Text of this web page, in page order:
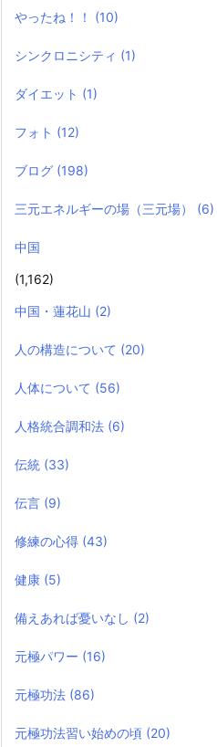
やったね！！ (10)
シンクロニシティ (1)
ダイエット (1)
フォト (12)
ブログ (198)
三元エネルギーの場（三元場） (6)
中国
(1,162)
中国・蓮花山 (2)
人の構造について (20)
人体について (56)
人格統合調和法 (6)
伝統 (33)
伝言 (9)
修練の心得 (43)
健康 (5)
備えあれば憂いなし (2)
元極パワー (16)
元極功法 (86)
元極功法習い始めの頃 (20)